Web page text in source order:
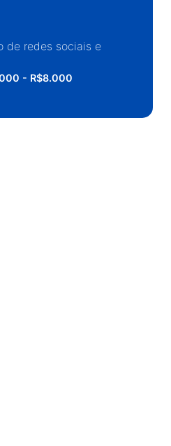
de redes sociais e
- R$8.000